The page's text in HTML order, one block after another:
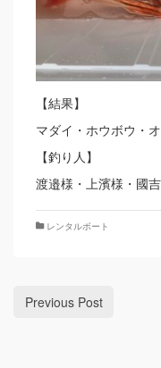
【結果】
マダイ・ホウボウ・
【釣り人】
渡邉様・上濱様・國
レンタルボート
Previous Post